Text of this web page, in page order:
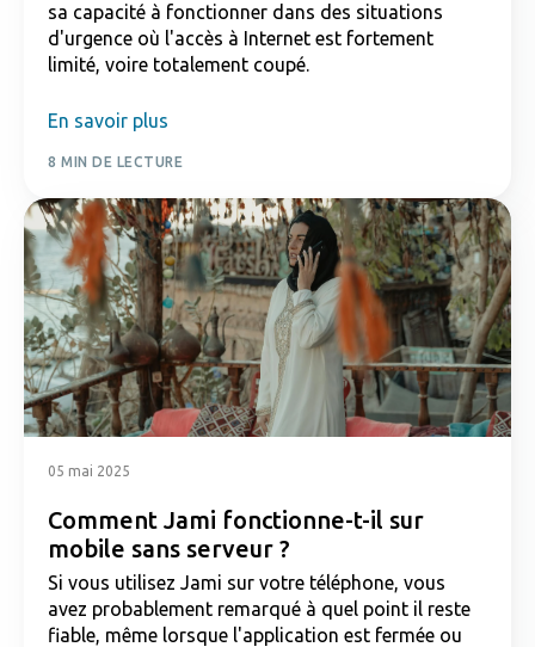
sa capacité à fonctionner dans des situations
d'urgence où l'accès à Internet est fortement
limité, voire totalement coupé.
En savoir plus
8 MIN DE LECTURE
05 mai 2025
Comment Jami fonctionne-t-il sur
mobile sans serveur ?
Si vous utilisez Jami sur votre téléphone, vous
avez probablement remarqué à quel point il reste
fiable, même lorsque l'application est fermée ou